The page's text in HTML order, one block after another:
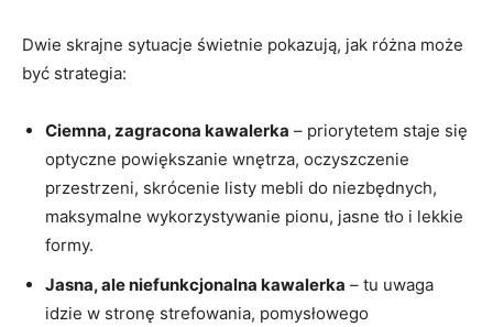
Dwie skrajne sytuacje świetnie pokazują, jak różna może
być strategia:
Ciemna, zagracona kawalerka – priorytetem staje się
optyczne powiększanie wnętrza, oczyszczenie
przestrzeni, skrócenie listy mebli do niezbędnych,
maksymalne wykorzystywanie pionu, jasne tło i lekkie
formy.
Jasna, ale niefunkcjonalna kawalerka – tu uwaga
idzie w stronę strefowania, pomysłowego